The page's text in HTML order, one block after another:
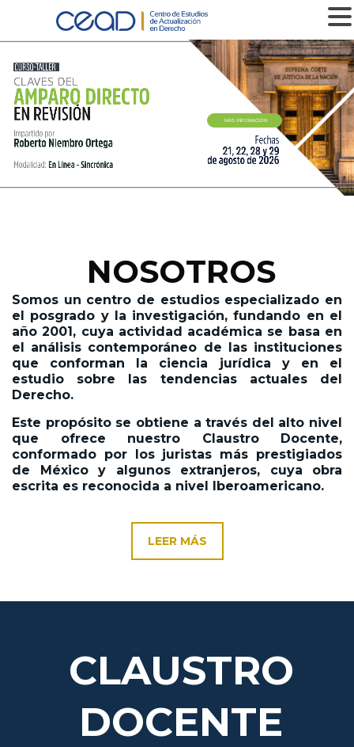
MÁS INFOMACIÓN
NOSOTROS
Somos un centro de estudios especializado en
el posgrado y la investigación,fundando en el
año 2001, cuya actividad académica se basa en
el análisis contemporáneo de las instituciones
que conforman la ciencia jurídica y en el
estudio sobre las tendencias actuales del
Derecho.
Este propósito se obtiene a través del alto nivel
que ofrece nuestro Claustro Docente,
conformado por los juristas más prestigiados
de México y algunos extranjeros, cuya obra
escrita es reconocida a nivel Iberoamericano.
LEER MÁS
CLAUSTRO
DOCENTE